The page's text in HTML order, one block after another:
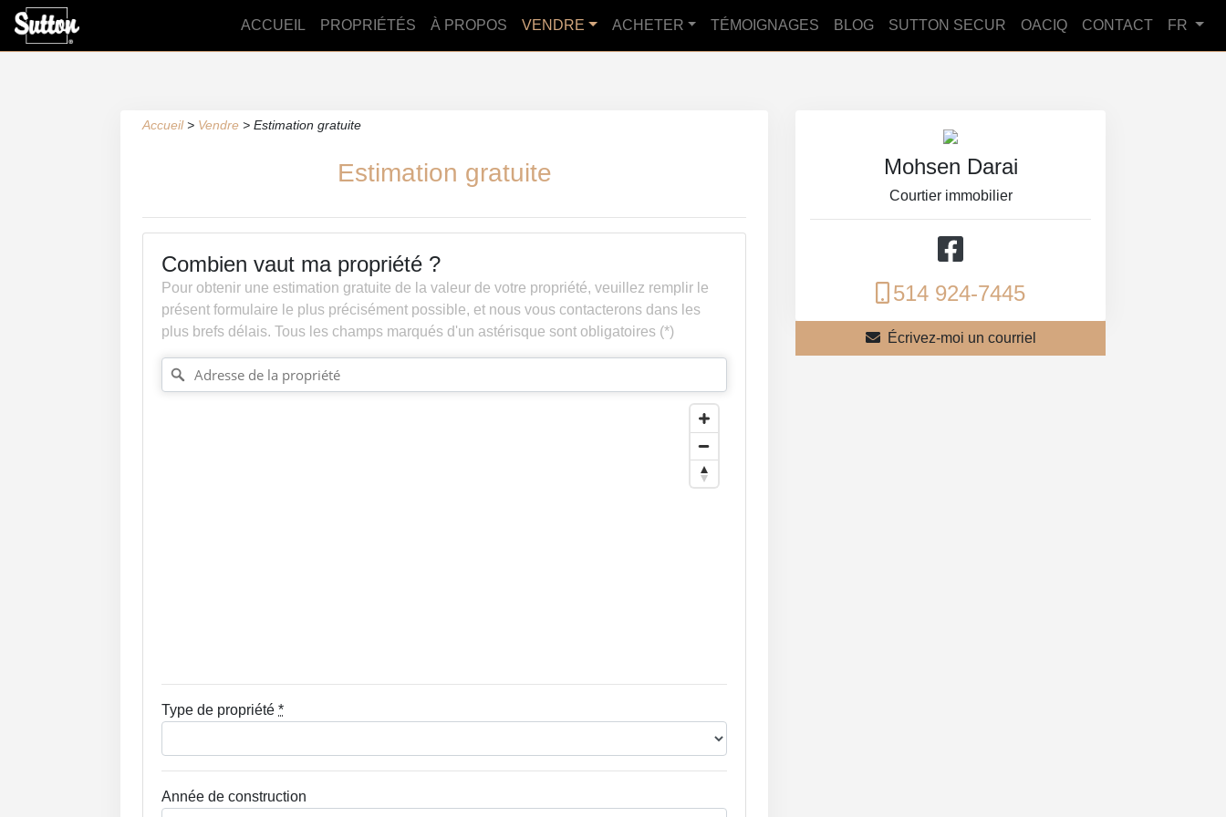
ACCUEIL PROPRIÉTÉS À PROPOS VENDRE ACHETER TÉMOIGNAGES BLOG SUTTON SECUR OACIQ CONTACT FR
Accueil > Vendre > Estimation gratuite
Estimation gratuite
Combien vaut ma propriété ?
Pour obtenir une estimation gratuite de la valeur de votre propriété, veuillez remplir le
présent formulaire le plus précisément possible, et nous vous contacterons dans les
plus brefs délais. Tous les champs marqués d'un astérisque sont obligatoires (*)
Type de propriété *
Année de construction
Mohsen Darai
Courtier immobilier
514 924-7445
Écrivez-moi un courriel